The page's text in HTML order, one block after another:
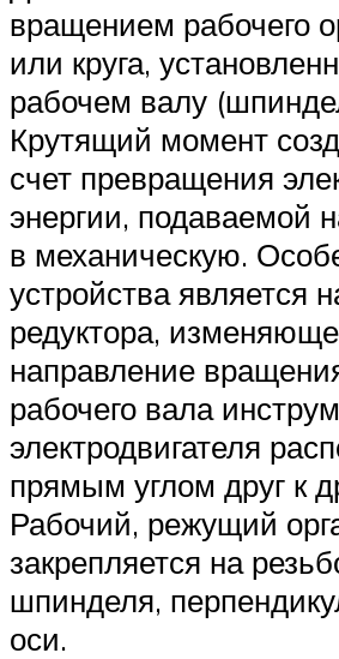
вращением рабочего
или круга,
рабочем валу
Крутящий момент
счет превращения
энергии, подаваемой
в механическую.
устройства является
редуктора,
направление
рабочего вала
электродвигателя
прямым углом друг к
Рабочий, режущий
закрепляется на
шпинделя,
оси.